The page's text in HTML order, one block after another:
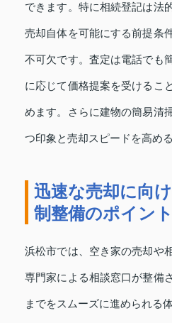
できます。特に相続登記は法
売却自体を可能にする前提条
不可欠です。査定は電話でも
に応じて価格提案を受けるこ
めます。さらに建物の簡易清
つ印象と売却スピードを高め
迅速な売却に向
制整備のポイント
浜松市では、空き家の売却や
専門家による相談窓口が整備
までをスムーズに進められる